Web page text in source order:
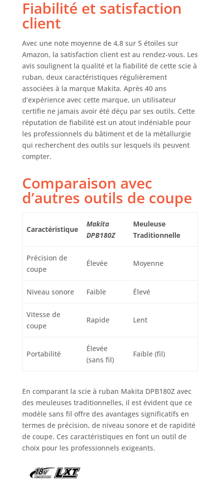
Fiabilité et satisfaction
client
Avec une note moyenne de 4,8 sur 5 étoiles sur
Amazon, la satisfaction client est au rendez-vous. Les
avis soulignent la qualité et la fiabilité de cette scie à
ruban, deux caractéristiques régulièrement
associées à la marque Makita. Après 40 ans
d’expérience avec cette marque, un utilisateur
certifie ne jamais avoir été déçu par ses outils. Cette
réputation de fiabilité est un atout indéniable pour
les professionnels du bâtiment et de la métallurgie
qui recherchent des outils sur lesquels ils peuvent
compter.
Comparaison avec
d’autres outils de coupe
Caractéristique
Makita
DPB180Z
Meuleuse
Traditionnelle
Précision de
coupe
Élevée Moyenne
Niveau sonore Faible Élevé
Vitesse de
coupe
Rapide Lent
Portabilité
Élevée
(sans fil)
Faible (fil)
En comparant la scie à ruban Makita DPB180Z avec
des meuleuses traditionnelles, il est évident que ce
modèle sans fil offre des avantages significatifs en
termes de précision, de niveau sonore et de rapidité
de coupe. Ces caractéristiques en font un outil de
choix pour les professionnels exigeants.